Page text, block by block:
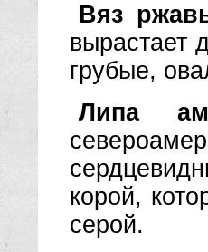
Вяз
вырастает
грубые,
Липа
корой,
серой.